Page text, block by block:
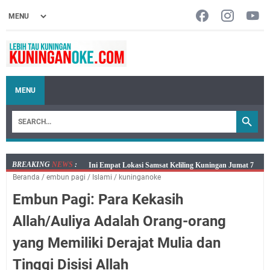
MENU
BREAKING NEWS :
Jumat 7 Agustus 2026 Mobil SIM Keliling Ada di
Kecamatan Sindangagung
Embun Pagi Jumat 8 Agustus 2026: Jika Keberkahan
Kelaparan Meskipun Memiliki Sekarung Penuh Uang
Salat Lima Waktu itu Bukan Cuma Kewajiban, Tapi
Beranda / embun pagi / Islami / kuninganoke
Embun Pagi: Para Kekasih
Allah/Auliya Adalah Orang-orang
yang Memiliki Derajat Mulia dan
Tinggi Disisi Allah